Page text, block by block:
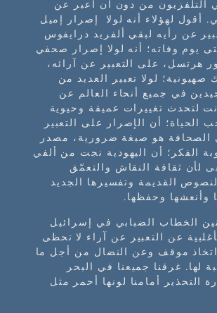
التلفزيون من دون أن أعبر عن
أقول لهؤلاء أنه لولا إصرار إميل
عن رأيه لبقي ألفريد درايفوس
يوم وفاته؛ أنه لولا إصرار صحفي
هرتسل، على التعبير عن آرائه،
صهيونية؛ لولا تعبير العديد من
في جميع أنحاء العالم عن
لتحدث تغييرات عميقة وحيوية
الحياة؛ أن الإصرار على التعبير
الصحافة هو صبغة ضرورية، مصدر
الفكر؛ أن اليهودية نجت من ألفي
لأن ثقافة النقاش والتعمّق
القديمة وتفسيرها الجديد
وأنعشها وحفظها.
الخطاب الضبابي في إسرائيل
الأغلبية عن التعبير عن آراء لا تحظى
موقف وعن النضال من أجل ما
لها. غرقنا جميعنا في البحر
التحذير أمامنا لونها أحمر مثل